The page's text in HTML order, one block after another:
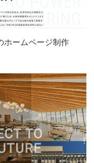
ホームページ制作